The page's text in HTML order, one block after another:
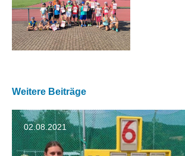
Weitere Beiträge
02.08.2021